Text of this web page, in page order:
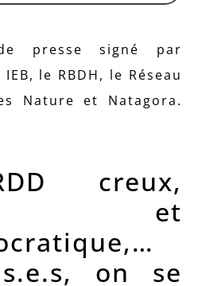
de presse signé par
IEB, le RBDH, le Réseau
Nature et Natagora.
creux,
et
on se